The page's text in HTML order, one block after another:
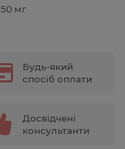
50 мг
Будь-який
спосіб оплати
Досвідчені
консультанти